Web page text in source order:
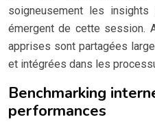
soigneusement les
émergent de cette session.
apprises sont partagées
et intégrées dans les
Benchmarking
performances